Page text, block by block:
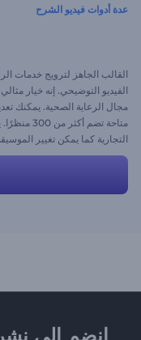
عدة أدوات فيديو الشرح
القالب الجاهز لترويج خدمات
الفيديو التوضيحي. إنه خيار
مجال الرعاية الصحية. يمكنك
متاحة
التجارية كما يمكن تغيير